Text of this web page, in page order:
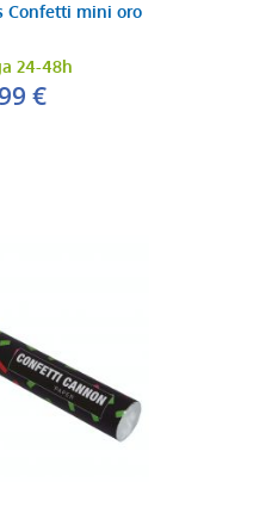
Confetti mini oro
24-48h
€